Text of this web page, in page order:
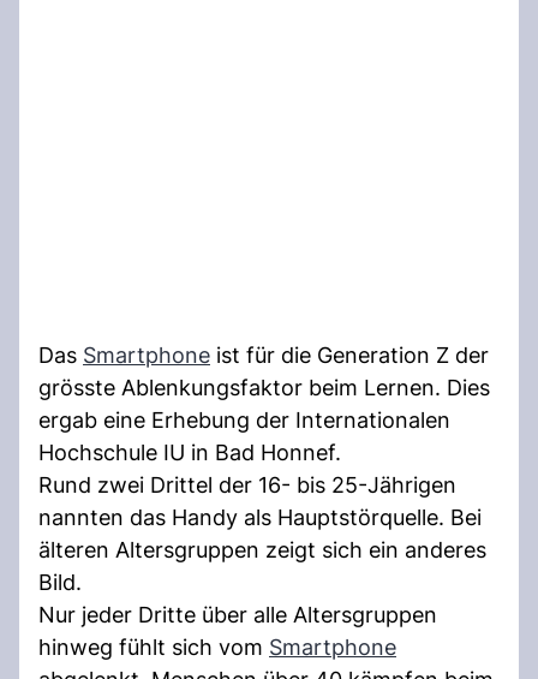
Das Smartphone ist für die Generation Z der
grösste Ablenkungsfaktor beim Lernen. Dies
ergab eine Erhebung der Internationalen
Hochschule IU in Bad Honnef.
Rund zwei Drittel der 16- bis 25-Jährigen
nannten das Handy als Hauptstörquelle. Bei
älteren Altersgruppen zeigt sich ein anderes
Bild.
Nur jeder Dritte über alle Altersgruppen
hinweg fühlt sich vom Smartphone